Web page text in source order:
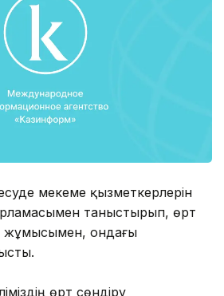
мекеме қызметкерлерін
таныстырып, өрт
жұмысымен, ондағы
өрт сөндіру